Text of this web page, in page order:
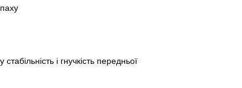
і гнучкість передньої